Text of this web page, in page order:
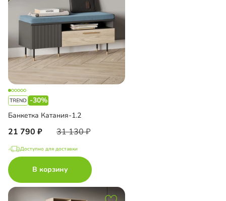
-30%
Банкетка Катания-1.2
21 790 31 130
Доступно для доставки
В корзину